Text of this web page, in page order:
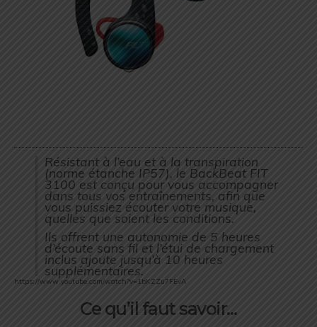
Résistant à l’eau et à la transpiration
(norme étanche IP57), le BackBeat FIT
3100 est conçu pour vous accompagner
dans tous vos entraînements, afin que
vous puissiez écouter votre musique,
quelles que soient les conditions.
Ils offrent une autonomie de 5 heures
d’écoute sans fil et l’étui de chargement
inclus ajoute jusqu’à 10 heures
supplémentaires.
https://www.youtube.com/watch?v=1bKZZu7FEvA
Ce qu’il faut savoir…